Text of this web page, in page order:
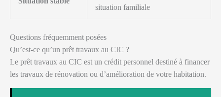
situation familiale
Questions fréquemment posées
Qu’est-ce qu’un prêt travaux au CIC ?
Le prêt travaux au CIC est un crédit personnel destiné à financer
les travaux de rénovation ou d’amélioration de votre habitation.